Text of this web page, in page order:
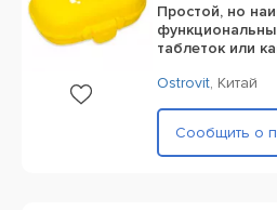
Простой, но
таблеток или
Ostrovit, Китай
Сообщить о